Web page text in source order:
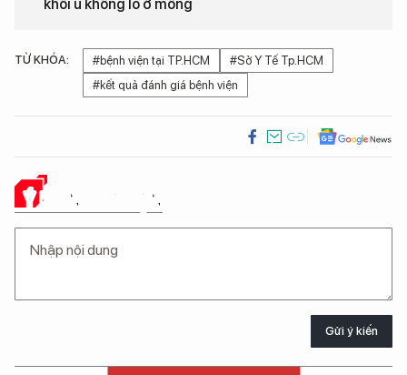
khối u khổng lồ ở mông
TỪ KHÓA: #bệnh viện tại TP.HCM
#Sở Y Tế Tp.HCM
#kết quả đánh giá bệnh viện
Ý KIẾN CỦA BẠN
Gửi ý kiến